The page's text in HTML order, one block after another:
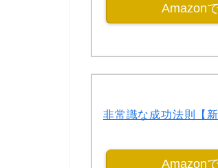
Amazon
非常識な成功法則【新
Amazon